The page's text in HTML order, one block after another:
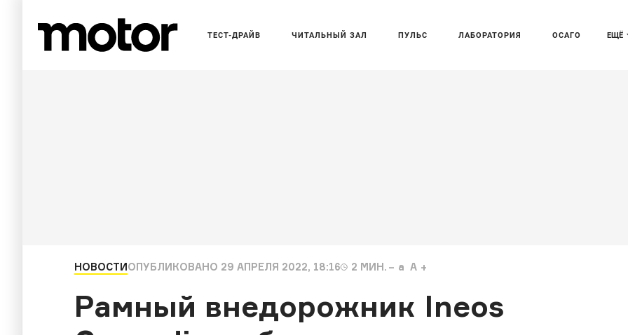
ЕЩЁ
ТЕСТ-ДРАЙВ ЧИТАЛЬНЫЙ ЗАЛ ПУЛЬС ЛАБОРАТОРИЯ ОСАГО
НОВОСТИОПУБЛИКОВАНО 29 АПРЕЛЯ 2022, 18:16 2 МИН. a A
Рамный внедорожник Ineos